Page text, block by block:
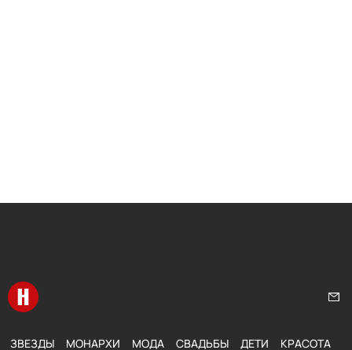
Перейти на главную
ЗВЕЗДЫ МОНАРХИ МОДА СВАДЬБЫ ДЕТИ КРАСОТА